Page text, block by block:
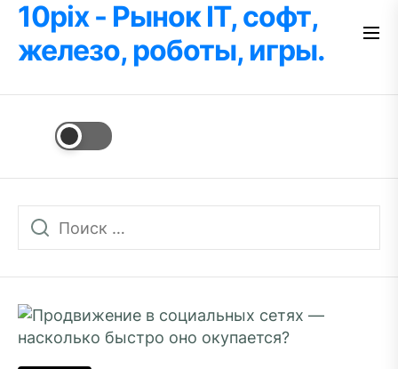
Перейти
содержимому
10pix - Рынок IT, софт,
железо, роботы, игры.